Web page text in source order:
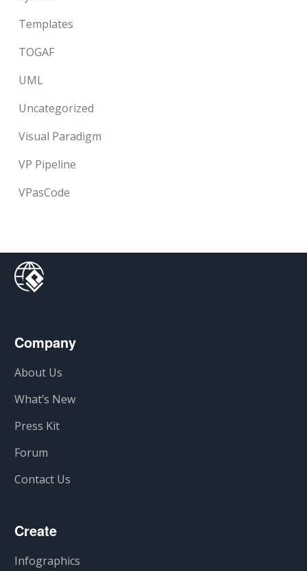
Templates
TOGAF
UML
Uncategorized
Visual Paradigm
VP Pipeline
VPasCode
Company
About Us
What’s New
Press Kit
Forum
Contact Us
Create
Infographics